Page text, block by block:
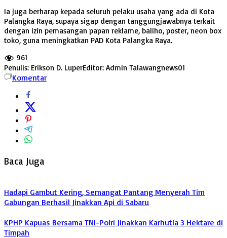
Ia juga berharap kepada seluruh pelaku usaha yang ada di Kota
Palangka Raya, supaya sigap dengan tanggungjawabnya terkait
dengan izin pemasangan papan reklame, baliho, poster, neon box
toko, guna meningkatkan PAD Kota Palangka Raya.
961
Penulis: Erikson D. LuperEditor: Admin Talawangnews01
Komentar
Baca Juga
Hadapi Gambut Kering, Semangat Pantang Menyerah Tim
Gabungan Berhasil Jinakkan Api di Sabaru
KPHP Kapuas Bersama TNI-Polri Jinakkan Karhutla 3 Hektare di
Timpah